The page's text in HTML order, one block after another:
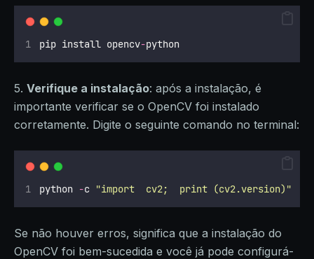
pip install opencv-python
5. Verifique a instalação: após a instalação, é
importante verificar se o OpenCV foi instalado
corretamente. Digite o seguinte comando no terminal:
python -c "import  cv2;  print (cv2.version) "
Se não houver erros, significa que a instalação do
OpenCV foi bem-sucedida e você já pode configurá-